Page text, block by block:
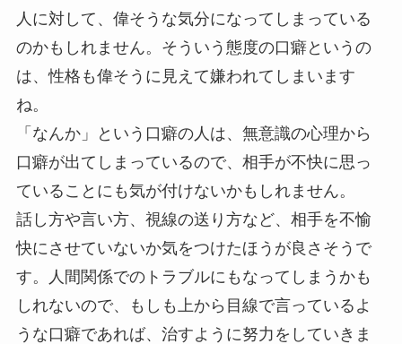
人に対して、偉そうな気分になってしまっている
のかもしれません。そういう態度の口癖というの
は、性格も偉そうに見えて嫌われてしまいます
ね。
「なんか」という口癖の人は、無意識の心理から
口癖が出てしまっているので、相手が不快に思っ
ていることにも気が付けないかもしれません。
話し方や言い方、視線の送り方など、相手を不愉
快にさせていないか気をつけたほうが良さそうで
す。
人間関係でのトラブルにもなってしまうかも
しれないので、もしも上から目線で言っているよ
うな口癖であれば、治すように努力をしていきま